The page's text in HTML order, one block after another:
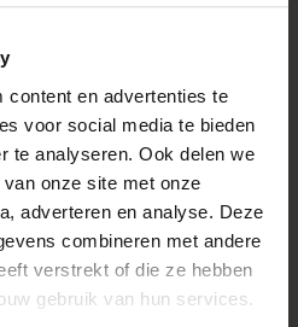
content en advertenties te
voor social media te bieden
te analyseren. Ook delen we
onze site met onze
adverteren en analyse. Deze
combineren met andere
verstrekt of die ze hebben
gebruik van hun services.